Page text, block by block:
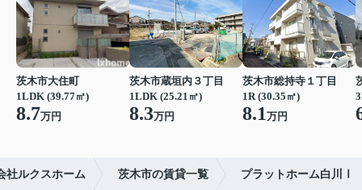
茨木市大住町
1LDK (39.77㎡)
8.7万円
茨木市蔵垣内３丁目
1LDK (25.21㎡)
8.3万円
茨木市総持寺１丁目
1R (30.35㎡)
8.1万円
社ルクスホーム 茨木市の賃貸一覧 プラットホーム白川Ⅰ